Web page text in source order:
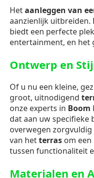
Hetaanleggen van
aanzienlijk uitbreiden.
biedt een perfecte
entertainment, en het
Ontwerp en
Of u nu een kleine,
groot, uitnodigend
onze experts in Boom
dat aan uw specifieke
overwegen
van hetterras om
tussen functionaliteit
Materialen en